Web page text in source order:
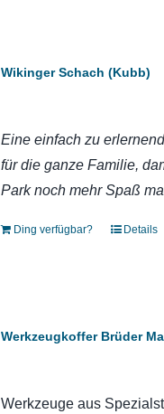
Wikinger Schach (Kubb)
Eine einfach zu
für die ganze Familie,
Park noch mehr Spaß
Ding verfügbar? Details
Werkzeugkoffer Brüder
Werkzeuge aus